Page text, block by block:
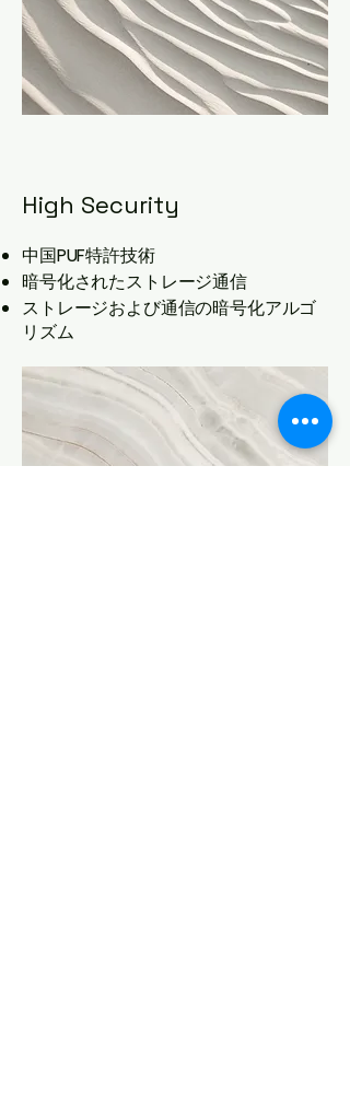
High Security
中国PUF特許技術
暗号化されたストレージ通信
ストレージおよび通信の暗号化アルゴ
リズム